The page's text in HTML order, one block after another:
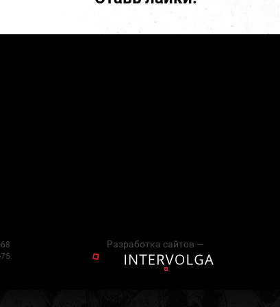
Разработка сайтов —